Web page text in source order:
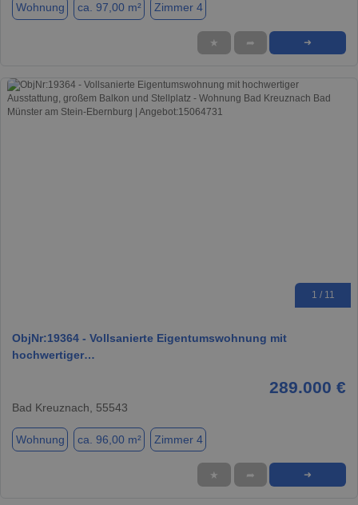
Wohnung ca. 97,00 m² Zimmer 4
★ ➦ ➜
1 / 11
ObjNr:19364 - Vollsanierte Eigentumswohnung mit
hochwertiger…
289.000 €
Bad Kreuznach, 55543
Wohnung ca. 96,00 m² Zimmer 4
★ ➦ ➜